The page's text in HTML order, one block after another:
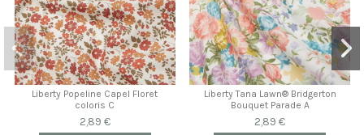
Liberty Popeline Capel Floret
coloris C
2,89 €
Liberty Tana Lawn® Bridgerton
Bouquet Parade A
2,89 €